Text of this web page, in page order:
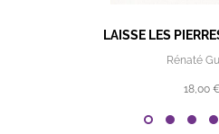
LAISSE LES
Rénaté
18,00